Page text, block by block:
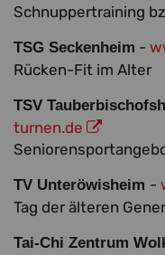
Schnuppertraining
TSG Seckenheim -
Rücken-Fit im Alter
TSV
turnen.de
TV Unteröwisheim -
Tag der älteren
Tai-Chi Zentrum